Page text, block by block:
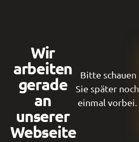
Wir
arbeiten
gerade
an
unserer
Webseite
Bitte schauen
Sie später noch
einmal vorbei.